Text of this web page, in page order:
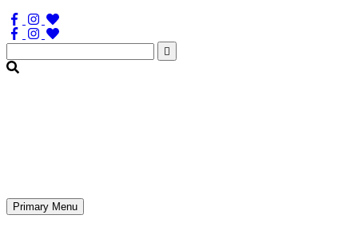
Søg
efter:
Primary Menu